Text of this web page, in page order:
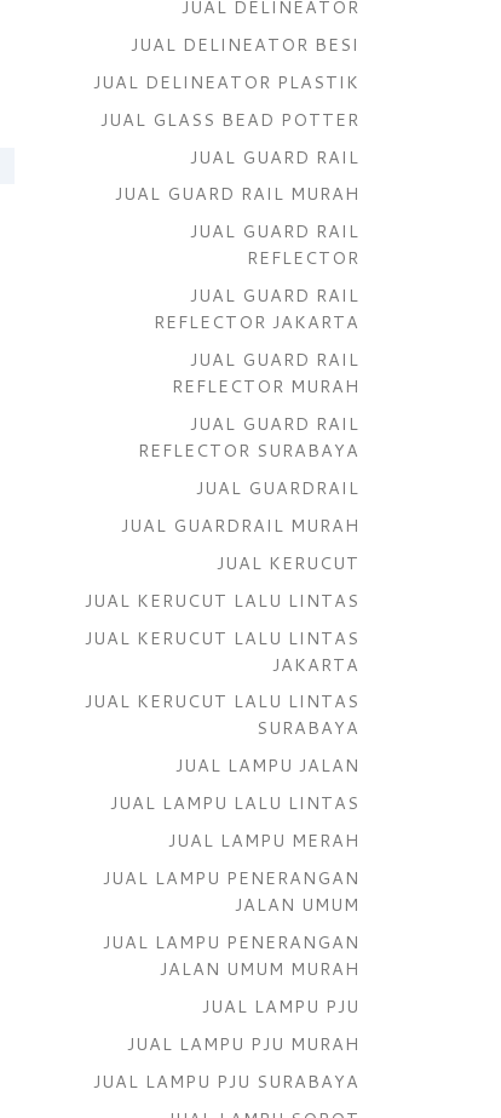
JUAL DELINEATOR
JUAL DELINEATOR BESI
JUAL DELINEATOR PLASTIK
JUAL GLASS BEAD POTTER
JUAL GUARD RAIL
JUAL GUARD RAIL MURAH
JUAL GUARD RAIL
REFLECTOR
JUAL GUARD RAIL
REFLECTOR JAKARTA
JUAL GUARD RAIL
REFLECTOR MURAH
JUAL GUARD RAIL
REFLECTOR SURABAYA
JUAL GUARDRAIL
JUAL GUARDRAIL MURAH
JUAL KERUCUT
JUAL KERUCUT LALU LINTAS
JUAL KERUCUT LALU LINTAS
JAKARTA
JUAL KERUCUT LALU LINTAS
SURABAYA
JUAL LAMPU JALAN
JUAL LAMPU LALU LINTAS
JUAL LAMPU MERAH
JUAL LAMPU PENERANGAN
JALAN UMUM
JUAL LAMPU PENERANGAN
JALAN UMUM MURAH
JUAL LAMPU PJU
JUAL LAMPU PJU MURAH
JUAL LAMPU PJU SURABAYA